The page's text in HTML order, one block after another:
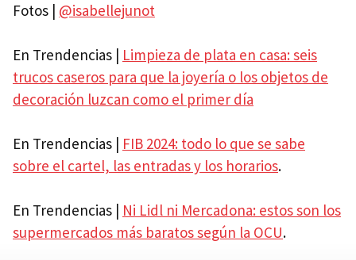
Fotos | @isabellejunot
En Trendencias | Limpieza de plata en casa: seis
trucos caseros para que la joyería o los objetos de
decoración luzcan como el primer día
En Trendencias | FIB 2024: todo lo que se sabe
sobre el cartel, las entradas y los horarios.
En Trendencias | Ni Lidl ni Mercadona: estos son los
supermercados más baratos según la OCU.